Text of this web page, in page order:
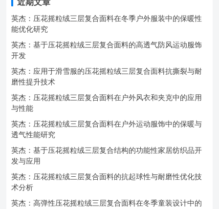
近期文章
英杰：压花摇粒绒三层复合面料在冬季户外服装中的保暖性
能优化研究
英杰：基于压花摇粒绒三层复合面料的高透气防风运动服饰
开发
英杰：应用于滑雪服的压花摇粒绒三层复合面料抗撕裂与耐
磨性提升技术
英杰：压花摇粒绒三层复合面料在户外风衣和夹克中的应用
与性能
英杰：压花摇粒绒三层复合面料在户外运动服饰中的保暖与
透气性能研究
英杰：基于压花摇粒绒三层复合结构的功能性家居纺织品开
发与应用
英杰：压花摇粒绒三层复合面料的抗起球性与耐磨性优化技
术分析
英杰：高弹性压花摇粒绒三层复合面料在冬季童装设计中的